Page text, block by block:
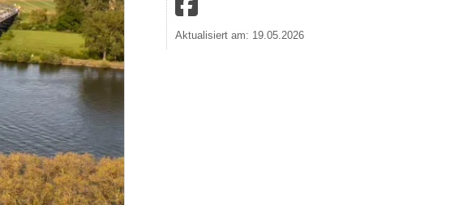
Aktualisiert am: 19.05.2026